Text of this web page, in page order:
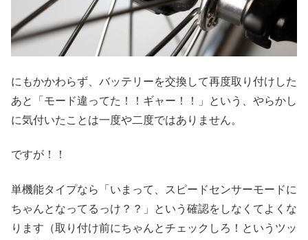
にもかかわらず、バッテリーを交換して再度取り付けした
あと「モード違ってた！！ギャー！！」という、やらかし
に気付いたことは一度や二度ではありません。
ですが！！
単機能タイプなら「いまって、スピードセンサーモードに
ちゃんとなってるっけ？？」という確認をしなくてよくな
ります（取り付け前にちゃんとチェックしろ！というツッ